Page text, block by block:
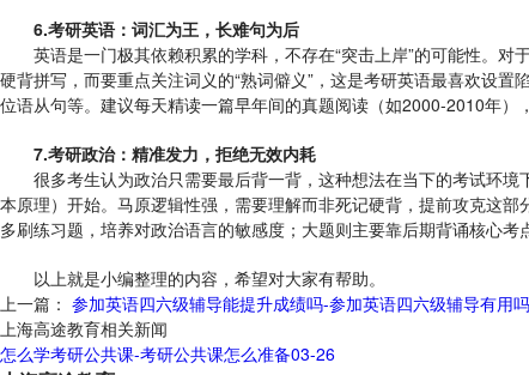
6.考研英语：词汇为王，长难句为后
英语是一门极其依赖积累的学科，不存在“突击上岸”的可能性。对
硬背拼写，而要重点关注词义的“熟词僻义”，这是考研英语最喜欢设
位语从句等。建议每天精读一篇早年间的真题阅读（如2000-2010年）
7.考研政治：精准发力，拒绝无效内耗
很多考生认为政治只需要最后背一背，这种想法在当下的考试环境
本原理）开始。马原逻辑性强，需要理解而非死记硬背，提前攻克这
多刷练习题，培养对政治语言的敏感度；大题则主要靠后期背诵核心考
以上就是小编整理的内容，希望对大家有帮助。
上一篇： 参加英语四六级辅导能提升成绩吗-参加英语四六级辅导有用吗
上海高途教育相关新闻
怎么学考研公共课-考研公共课怎么准备03-26